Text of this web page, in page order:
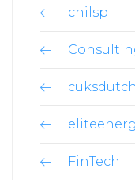
chilsp
FinTech